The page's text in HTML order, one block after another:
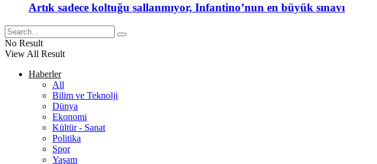
Artık sadece koltuğu sallanmıyor, Infantino’nun en büyük sınavı
No Result
View All Result
Haberler
All
Bilim ve Teknolji
Dünya
Ekonomi
Kültür - Sanat
Politika
Spor
Yaşam